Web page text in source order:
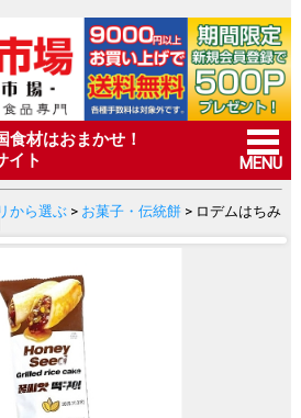
食材はおまかせ！
イト
MENU
から選ぶ> お菓子・伝統餅> ロデムはちみ